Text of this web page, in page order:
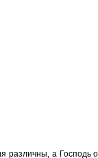
различны, а Господь